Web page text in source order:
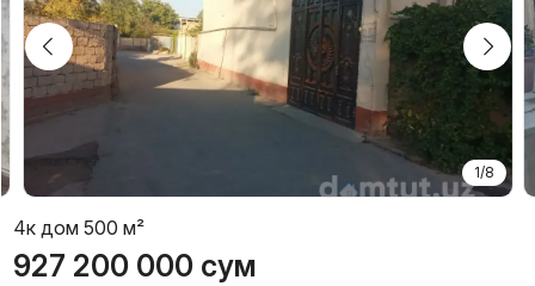
1/8
4к дом 500 м²
927 200 000 сум